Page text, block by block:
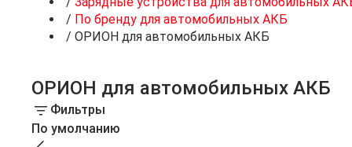
/ По бренду для автомобильных АКБ
/ ОРИОН для автомобильных АКБ
ОРИОН для автомобильных АКБ
Фильтры
По умолчанию